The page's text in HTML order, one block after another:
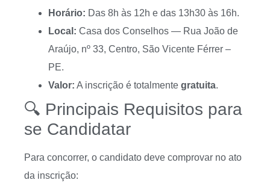
Horário: Das 8h às 12h e das 13h30 às 16h.
Local: Casa dos Conselhos — Rua João de
Araújo, nº 33, Centro, São Vicente Férrer –
PE.
Valor: A inscrição é totalmente gratuita.
🔍 Principais Requisitos para
se Candidatar
Para concorrer, o candidato deve comprovar no ato
da inscrição: